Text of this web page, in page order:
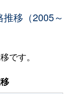
橋
移（2005～
です。